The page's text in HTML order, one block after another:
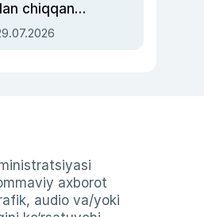
chiqqan
— Ukraina
axborot
audio va/yoki